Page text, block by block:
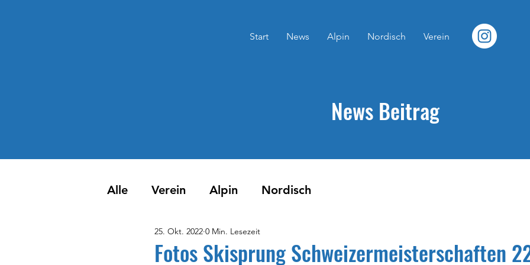
Start News Alpin Nordisch Verein
News Beitrag
Alle Verein Alpin Nordisch
Fotos Skisprung Schweizermeisterschaften
25. Okt. 2022 0 Min. Lesezeit